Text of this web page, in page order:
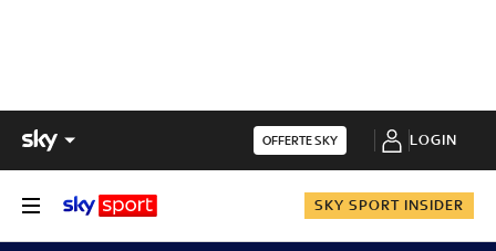
OFFERTE SKY LOGIN
SKY SPORT INSIDER